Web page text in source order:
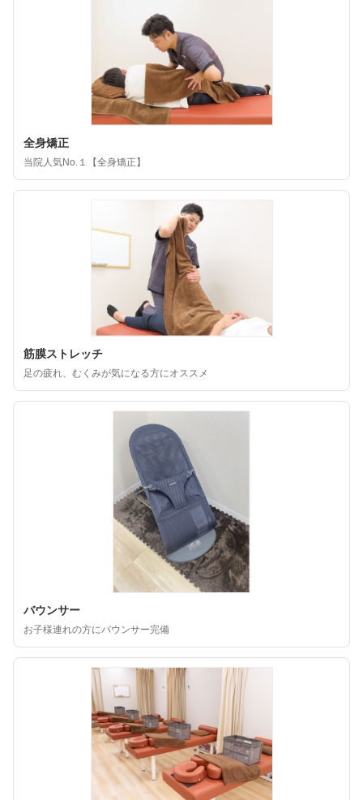
全身矯正
当院人気No.１【全身矯正】
筋膜ストレッチ
足の疲れ、むくみが気になる方にオススメ
バウンサー
お子様連れの方にバウンサー完備